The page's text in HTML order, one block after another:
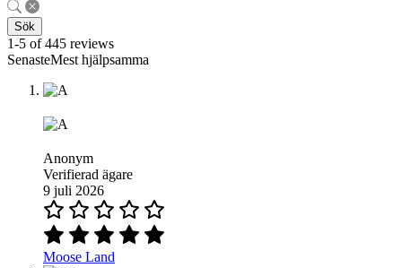
Sök
1-5 of 445 reviews
SenasteMest hjälpsamma
Anonym
Verifierad ägare
9 juli 2026
Moose Land